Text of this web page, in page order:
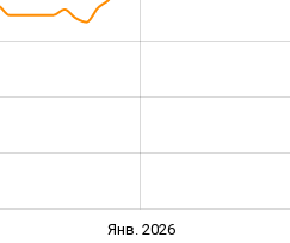
Янв. 2026